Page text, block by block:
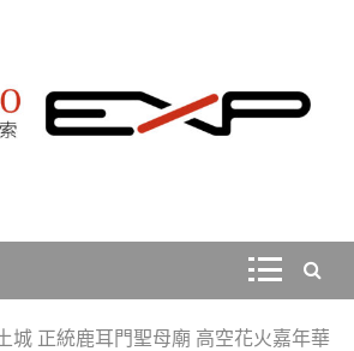
城 正統鹿耳門聖母廟 高空花火嘉年華